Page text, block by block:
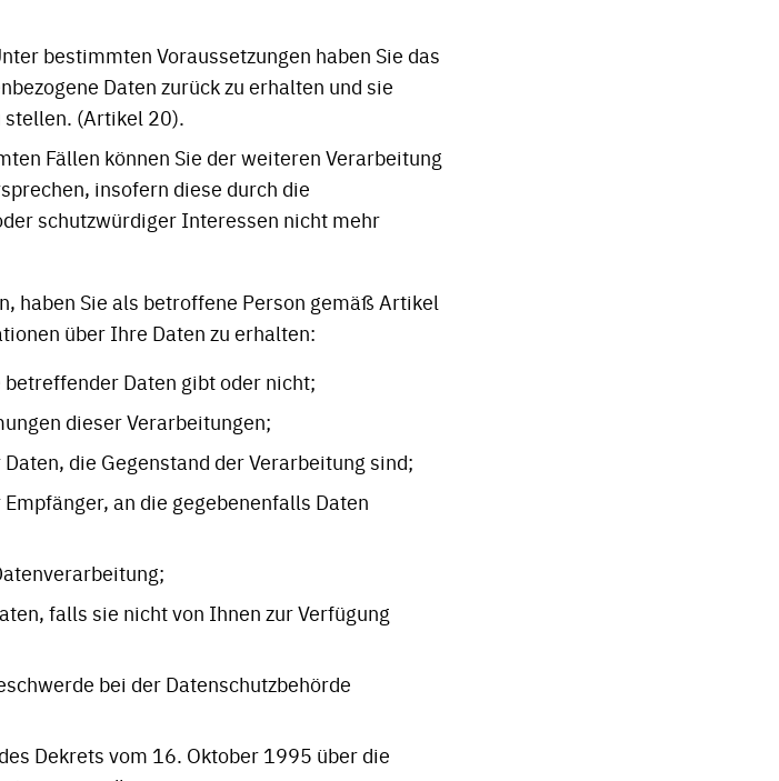
bestimmten Voraussetzungen haben Sie das
Daten zurück zu erhalten und sie
stellen. (Artikel 20).
Fällen können Sie der weiteren Verarbeitung
insofern diese durch die
schutzwürdiger Interessen nicht mehr
haben Sie als betroffene Person gemäß Artikel
über Ihre Daten zu erhalten:
Daten gibt oder nicht;
dieser Verarbeitungen;
die Gegenstand der Verarbeitung sind;
an die gegebenenfalls Daten
falls sie nicht von Ihnen zur Verfügung
bei der Datenschutzbehörde
Dekrets vom 16. Oktober 1995 über die